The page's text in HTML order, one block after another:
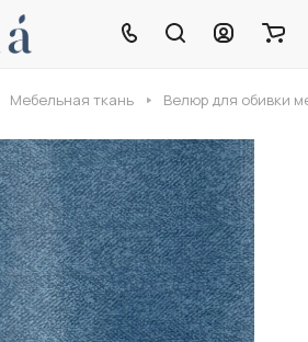
Мебельная ткань Велюр для обивки